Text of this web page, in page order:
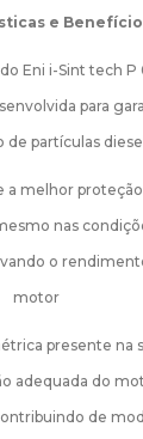
e
do Eni i-Sint tech
para
partículas
a melhor
nas
o
motor
presente na
adequada do
de